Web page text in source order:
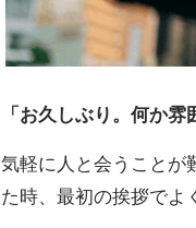
「お久しぶり。何か雰
気軽に人と会うことが
た時、最初の挨拶でよ